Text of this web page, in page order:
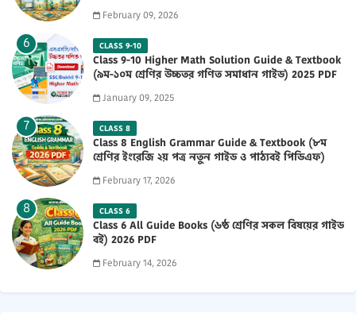
February 09, 2026
CLASS 9-10
Class 9-10 Higher Math Solution Guide & Textbook
(৯ম-১০ম শ্রেণির উচ্চতর গণিত সমাধান গাইড) 2025 PDF
January 09, 2025
CLASS 8
Class 8 English Grammar Guide & Textbook (৮ম
শ্রেণির ইংরেজি ২য় পত্র নতুন গাইড ও পাঠ্যবই পিডিএফ)
February 17, 2026
CLASS 6
Class 6 All Guide Books (৬ষ্ঠ শ্রেণির সকল বিষয়ের গাইড
বই) 2026 PDF
February 14, 2026